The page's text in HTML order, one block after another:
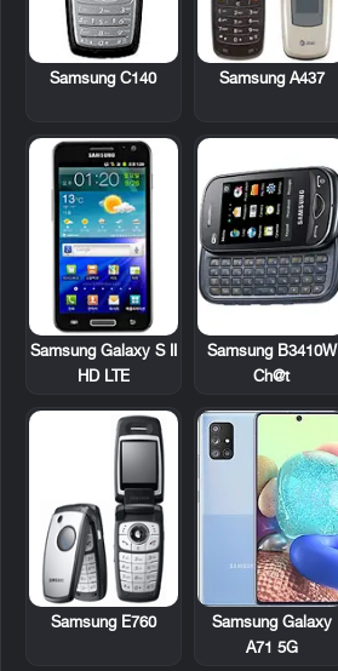
Samsung A437
Samsung C140
Samsung B3410W
Ch@t
Samsung Galaxy S II
HD LTE
Samsung Galaxy
A71 5G
Samsung E760